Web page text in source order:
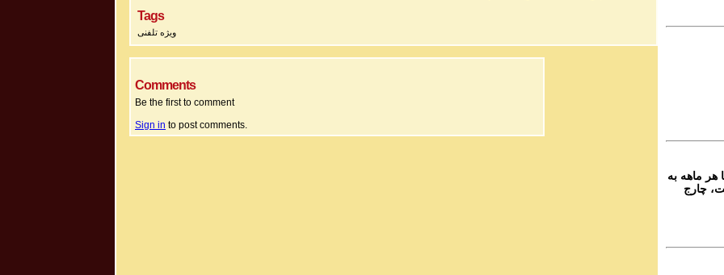
Tags
ویژه تلفنی
Comments
Be the first to comment
Sign in to post comments.
هر ماهه به
چارج